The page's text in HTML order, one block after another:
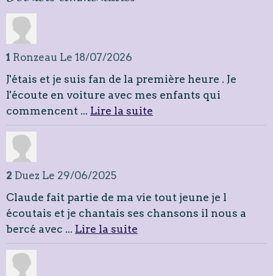
1 Ronzeau Le 18/07/2026
J'étais et je suis fan de la première heure . Je
l'écoute en voiture avec mes enfants qui
commencent ... Lire la suite
2 Duez Le 29/06/2025
Claude fait partie de ma vie tout jeune je l
écoutais et je chantais ses chansons il nous a
bercé avec ... Lire la suite